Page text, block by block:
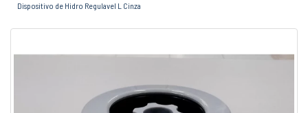
Dispositivo de Hidro Regulavel L Cinza